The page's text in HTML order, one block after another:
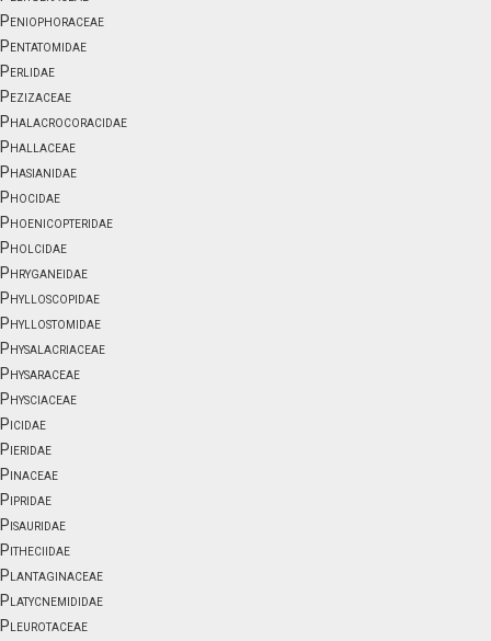
Peniophoraceae
Pentatomidae
Perlidae
Pezizaceae
Phalacrocoracidae
Phallaceae
Phasianidae
Phocidae
Phoenicopteridae
Pholcidae
Phryganeidae
Phylloscopidae
Phyllostomidae
Physalacriaceae
Physaraceae
Physciaceae
Picidae
Pieridae
Pinaceae
Pipridae
Pisauridae
Pitheciidae
Plantaginaceae
Platycnemididae
Pleurotaceae